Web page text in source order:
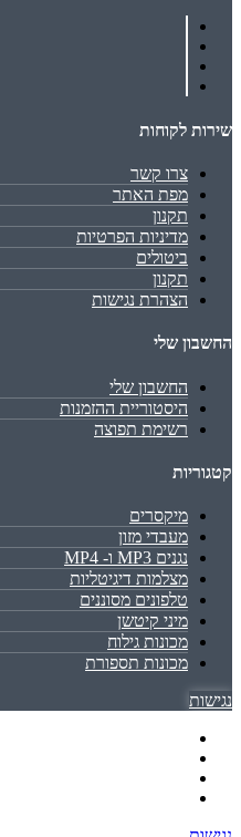
שירות לקוחות
צרו קשר
מפת האתר
תקנון
מדיניות הפרטיות
ביטולים
תקנון
הצהרת נגישות
החשבון שלי
החשבון שלי
היסטוריית ההזמנות
רשימת תפוצה
קטגוריות
מיקסרים
מעבדי מזון
נגנים MP3 ו- MP4
מצלמות דיגיטליות
טלפונים מסוננים
מיני קיטשן
מכונות גילוח
מכונות תספורת
נגישות